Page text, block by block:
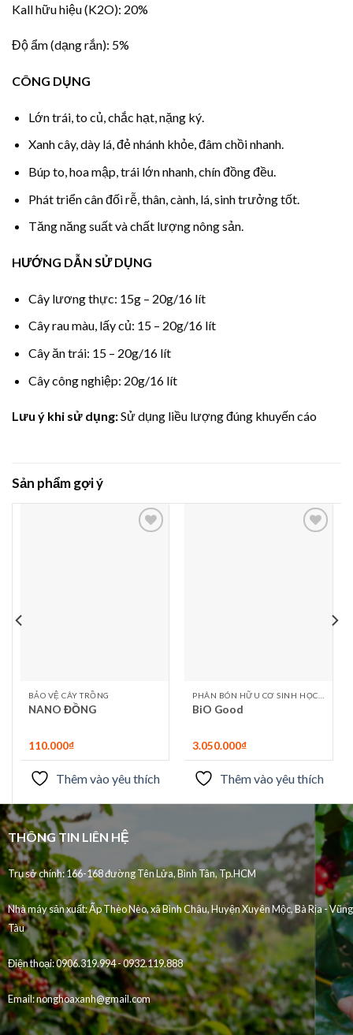
Kall hữu hiệu (K2O): 20%
Độ ẩm (dạng rắn): 5%
CÔNG DỤNG
Lớn trái, to củ, chắc hạt, nặng ký.
Xanh cây, dày lá, đẻ nhánh khỏe, đâm chồi nhanh.
Búp to, hoa mập, trái lớn nhanh, chín đồng đều.
Phát triển cân đối rễ, thân, cành, lá, sinh trưởng tốt.
Tăng năng suất và chất lượng nông sản.
HƯỚNG DẪN SỬ DỤNG
Cây lương thực: 15g – 20g/16 lít
Cây rau màu, lấy củ: 15 – 20g/16 lít
Cây ăn trái: 15 – 20g/16 lít
Cây công nghiệp: 20g/16 lít
Lưu ý khi sử dụng:Sử dụng liều lượng đúng khuyến cáo
Sản phẩm gợi ý
BẢO VỆ CÂY TRỒNG
NANO ĐỒNG
110.000₫
Thêm vào yêu thích
PHÂN BÓN HỮU CƠ SINH HỌC NHẬP KHẨU
BiO Good
3.050.000₫
Thêm vào yêu thích
THÔNG TIN LIÊN HỆ
Trụ sở chính: 166-168 đường Tên Lửa, Bình Tân, Tp.HCM
Nhà máy sản xuất:Ấp Thèo Nèo, xã Bình Châu, Huyện Xuyên Mộc, Bà Rịa - Vũng
Tàu
Điện thoại:0906.319.994 - 0932.119.888
Email:nonghoaxanh@gmail.com